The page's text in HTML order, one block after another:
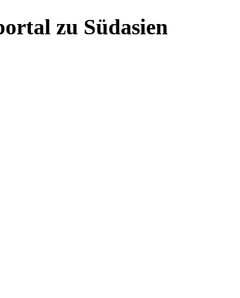
zu Südasien